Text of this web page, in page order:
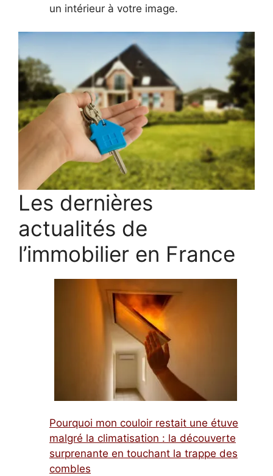
un intérieur à votre image.
Les dernières
actualités de
l’immobilier en France
Pourquoi mon couloir restait une étuve
malgré la climatisation : la découverte
surprenante en touchant la trappe des
combles